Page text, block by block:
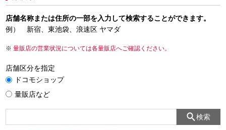
店舗名称または住所の一部を入力して検索することができます。
例） 新宿、東池袋、浪速区 ヤマダ
量販店の営業状況については各量販店へご確認ください。
店舗区分を指定
ドコモショップ
量販店など
検索